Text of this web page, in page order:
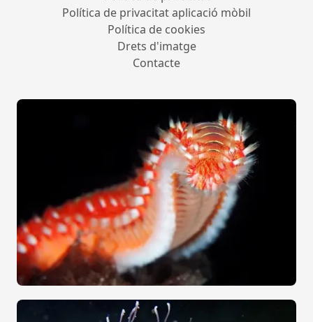
Política de privacitat aplicació mòbil
Política de cookies
Drets d'imatge
Contacte